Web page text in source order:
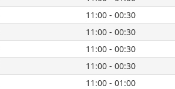
11:00 - 00:30
11:00 - 00:30
11:00 - 00:30
11:00 - 00:30
11:00 - 01:00